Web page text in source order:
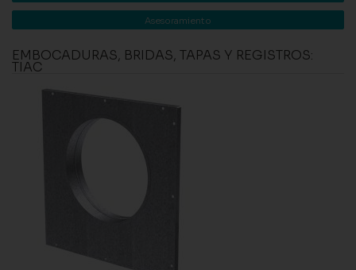
Asesoramiento
EMBOCADURAS, BRIDAS, TAPAS Y REGISTROS:
TIAC